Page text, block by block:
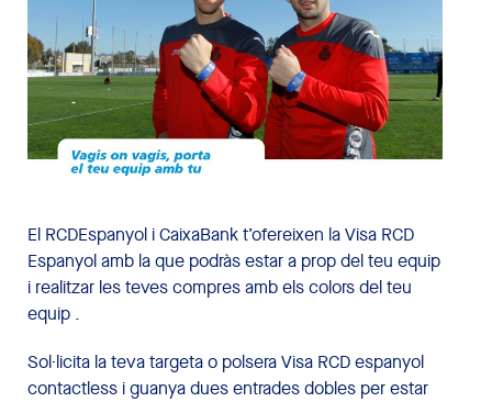
El RCDEspanyol i CaixaBank t’ofereixen la Visa RCD
Espanyol amb la que podràs estar a prop del teu equip
i realitzar les teves compres amb els colors del teu
equip .
Sol·licita la teva targeta o polsera Visa RCD espanyol
contactless i guanya dues entrades dobles per estar